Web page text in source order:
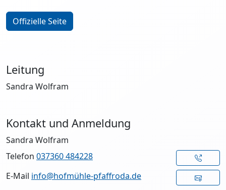
Offizielle Seite
Leitung
Sandra Wolfram
Kontakt und Anmeldung
Sandra Wolfram
Telefon 037360 484228
E-Mail info@hofmühle-pfaffroda.de